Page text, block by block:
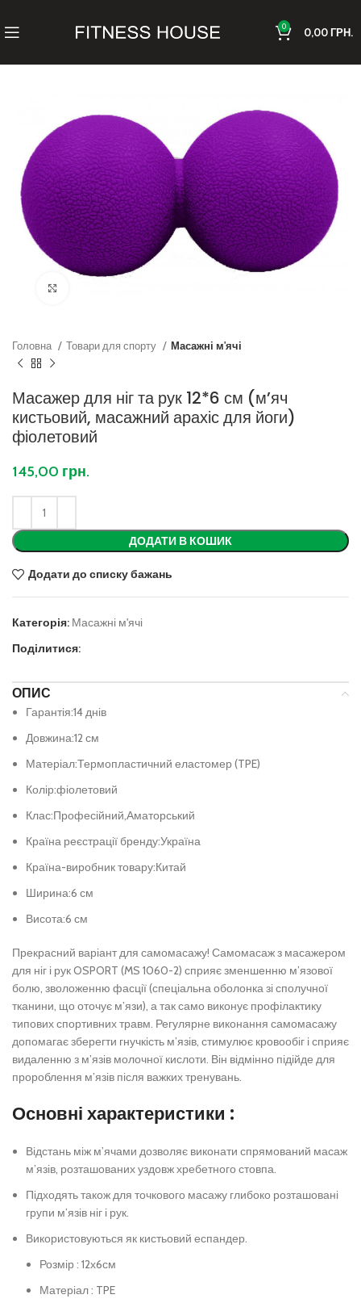
0 0,00ГРН.
Головна Товари для спорту Масажні м'ячі
Масажер для ніг та рук 12*6 см (м’яч
кистьовий, масажний арахіс для йоги)
фіолетовий
145,00 грн.
ДОДАТИ В КОШИК
Додати до списку бажань
Категорія: Масажні м'ячі
Поділитися:
ОПИС
Гарантія:14 днів
Довжина:12 см
Матеріал:Термопластичний еластомер (TPE)
Колір:фіолетовий
Клас:Професійний,Аматорський
Країна реєстрації бренду:Україна
Країна-виробник товару:Китай
Ширина:6 см
Висота:6 см
Прекрасний варіант для самомасажу! Самомасаж з масажером
для ніг і рук OSPORT (MS 1060-2) сприяє зменшенню м’язової
болю, зволоженню фасції (спеціальна оболонка зі сполучної
тканини, що оточує м’язи), а так само виконує профілактику
типових спортивних травм. Регулярне виконання самомасажу
допомагає зберегти гнучкість м’язів, стимулює кровообіг і сприяє
видаленню з м’язів молочної кислоти. Він відмінно підійде для
пророблення м’язів після важких тренувань.
Основні характеристики :
Відстань між м’ячами дозволяє виконати спрямований масаж
м’язів, розташованих уздовж хребетного стовпа.
Підходять також для точкового масажу глибоко розташовані
групи м’язів ніг і рук.
Використовуються як кистьовий еспандер.
Розмір : 12х6см
Матеріал : TPE